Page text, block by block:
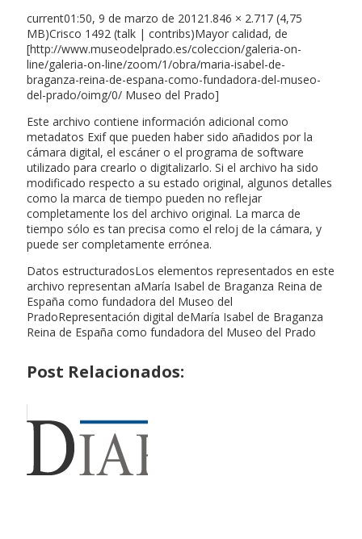
current01:50, 9 de marzo de 20121.846 × 2.717 (4,75
MB)Crisco 1492 (talk | contribs)Mayor calidad, de
[http://www.museodelprado.es/coleccion/galeria-on-
line/galeria-on-line/zoom/1/obra/maria-isabel-de-
braganza-reina-de-espana-como-fundadora-del-museo-
del-prado/oimg/0/ Museo del Prado]
Este archivo contiene información adicional como
metadatos Exif que pueden haber sido añadidos por la
cámara digital, el escáner o el programa de software
utilizado para crearlo o digitalizarlo. Si el archivo ha sido
modificado respecto a su estado original, algunos detalles
como la marca de tiempo pueden no reflejar
completamente los del archivo original. La marca de
tiempo sólo es tan precisa como el reloj de la cámara, y
puede ser completamente errónea.
Datos estructuradosLos elementos representados en este
archivo representan aMaría Isabel de Braganza Reina de
España como fundadora del Museo del
PradoRepresentación digital deMaría Isabel de Braganza
Reina de España como fundadora del Museo del Prado
Post Relacionados: